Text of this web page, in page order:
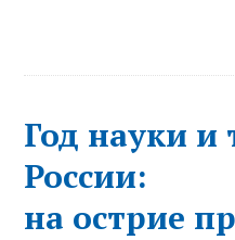
Год науки и
России:
на острие